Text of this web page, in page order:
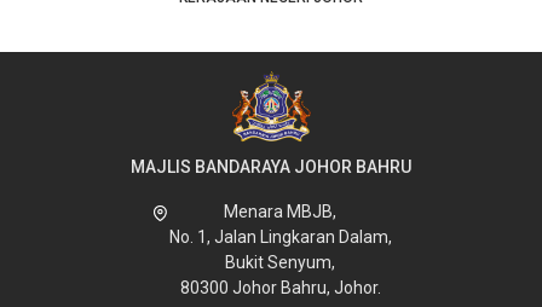
MAJLIS BANDARAYA JOHOR BAHRU
Menara MBJB,
No. 1, Jalan Lingkaran Dalam,
Bukit Senyum,
80300 Johor Bahru, Johor.